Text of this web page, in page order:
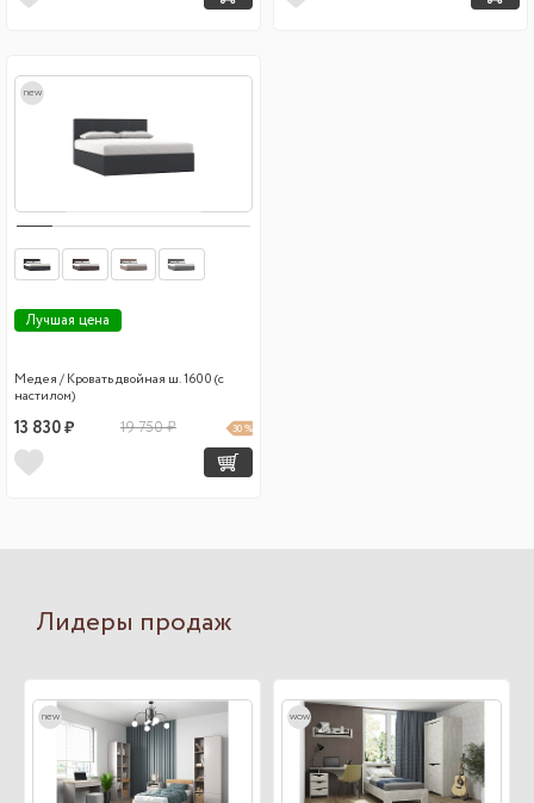
new
Лучшая цена
Медея / Кровать двойная ш. 1600 (с
настилом)
13 830 ₽ 19 750 ₽ 30 %
Лидеры продаж
new wow